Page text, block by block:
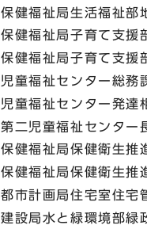
保健福祉局生活福祉部
保健福祉局子育て支援
保健福祉局子育て支援
児童福祉センター総務
児童福祉センター発達
第二児童福祉センター
保健福祉局保健衛生推
保健福祉局保健衛生推
都市計画局住宅室住宅
建設局水と緑環境部緑